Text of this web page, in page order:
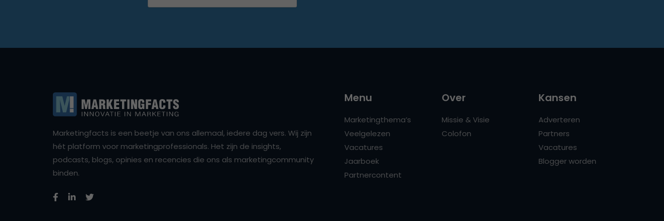
Marketingfacts is een beetje van ons allemaal, iedere dag vers. Wij zijn
hét platform voor marketingprofessionals. Het zijn de insights,
podcasts, blogs, opinies en recencies die ons als marketingcommunity
binden.
Menu
Marketingthema’s
Veelgelezen
Vacatures
Jaarboek
Partnercontent
Over
Missie & Visie
Colofon
Kansen
Adverteren
Partners
Vacatures
Blogger worden